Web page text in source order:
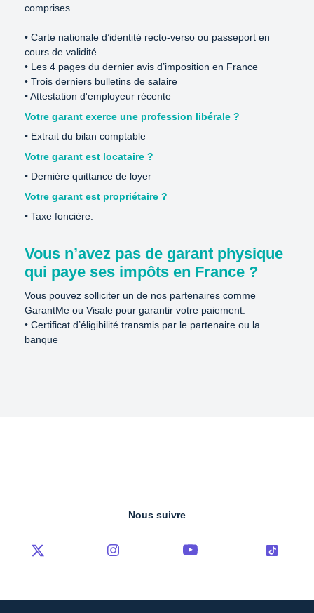
comprises.
• Carte nationale d’identité recto-verso ou passeport en
cours de validité
• Les 4 pages du dernier avis d’imposition en France
• Trois derniers bulletins de salaire
• Attestation d'employeur récente
Votre garant exerce une profession libérale ?
• Extrait du bilan comptable
Votre garant est locataire ?
• Dernière quittance de loyer
Votre garant est propriétaire ?
• Taxe foncière.
Vous n’avez pas de garant physique
qui paye ses impôts en France ?
Vous pouvez solliciter un de nos partenaires comme
GarantMe ou Visale pour garantir votre paiement.
• Certificat d’éligibilité transmis par le partenaire ou la
banque
Nous suivre